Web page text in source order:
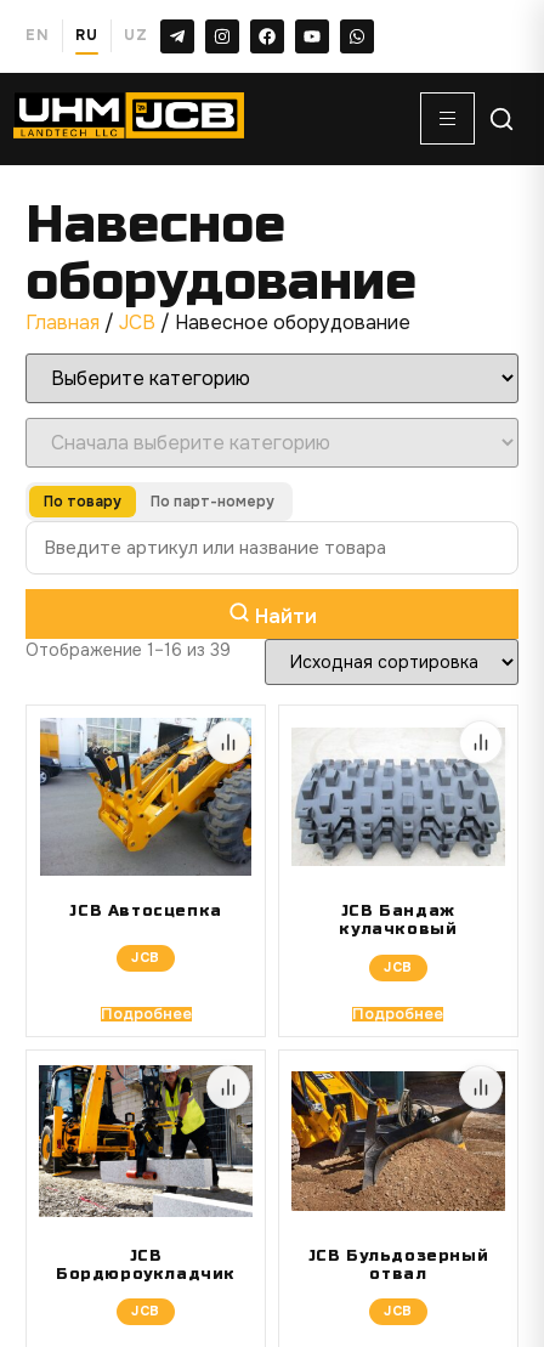
EN RU UZ
Навесное
оборудование
Главная /JCB / Навесное оборудование
По товару По парт-номеру
Найти
Отображение 1–16 из 39
JCB Автосцепка
JCB
Подробнее
JCB Бандаж
кулачковый
JCB
Подробнее
JCB
Бордюроукладчик
JCB
JCB Бульдозерный
отвал
JCB